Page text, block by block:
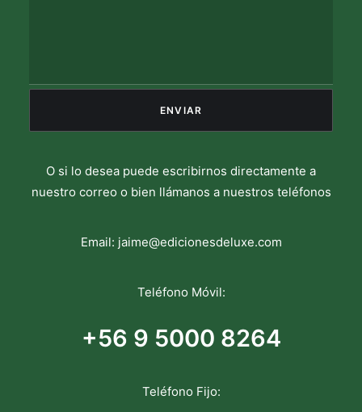
O si lo desea puede escribirnos directamente a
nuestro correo o bien llámanos a nuestros teléfonos
Email: jaime@edicionesdeluxe.com
Teléfono Móvil:
+56 9 5000 8264
Teléfono Fijo: